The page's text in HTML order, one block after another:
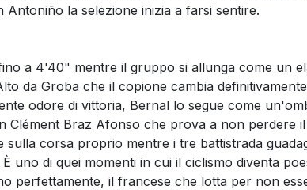
Antoniño la selezione inizia a farsi sentire.
a 4'40" mentre il gruppo si allunga come un
da Groba che il copione cambia
odore di vittoria, Bernal lo segue come
Clément Braz Afonso che prova a non perdere
sulla corsa proprio mentre i tre battistrada
uno di quei momenti in cui il ciclismo diventa
perfettamente, il francese che lotta per non